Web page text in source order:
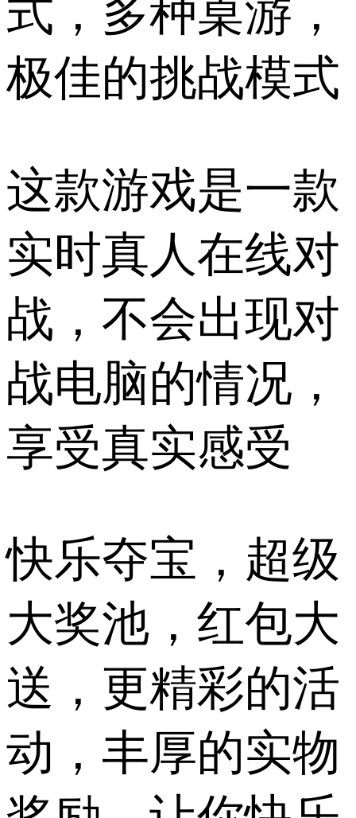
式，多种桌游，
极佳的挑战模式
这款游戏是一款
实时真人在线对
战，不会出现对
战电脑的情况，
享受真实感受
快乐夺宝，超级
大奖池，红包大
送，更精彩的活
动，丰厚的实物